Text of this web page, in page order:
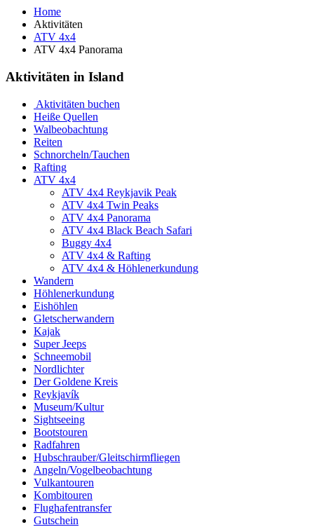
Home
Aktivitäten
ATV 4x4
ATV 4x4 Panorama
Aktivitäten in Island
Aktivitäten buchen
Heiße Quellen
Walbeobachtung
Reiten
Schnorcheln/Tauchen
Rafting
ATV 4x4
ATV 4x4 Reykjavik Peak
ATV 4x4 Twin Peaks
ATV 4x4 Panorama
ATV 4x4 Black Beach Safari
Buggy 4x4
ATV 4x4 & Rafting
ATV 4x4 & Höhlenerkundung
Wandern
Höhlenerkundung
Eishöhlen
Gletscherwandern
Kajak
Super Jeeps
Schneemobil
Nordlichter
Der Goldene Kreis
Reykjavík
Museum/Kultur
Sightseeing
Bootstouren
Radfahren
Hubschrauber/Gleitschirmfliegen
Angeln/Vogelbeobachtung
Vulkantouren
Kombitouren
Flughafentransfer
Gutschein